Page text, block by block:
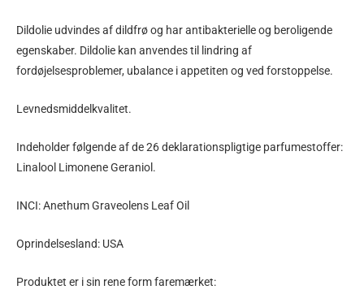
Dildolie udvindes af dildfrø og har antibakterielle og beroligende
egenskaber. Dildolie kan anvendes til lindring af
fordøjelsesproblemer, ubalance i appetiten og ved forstoppelse.
Levnedsmiddelkvalitet.
Indeholder følgende af de 26 deklarationspligtige parfumestoffer:
Linalool Limonene Geraniol.
INCI: Anethum Graveolens Leaf Oil
Oprindelsesland: USA
Produktet er i sin rene form faremærket: